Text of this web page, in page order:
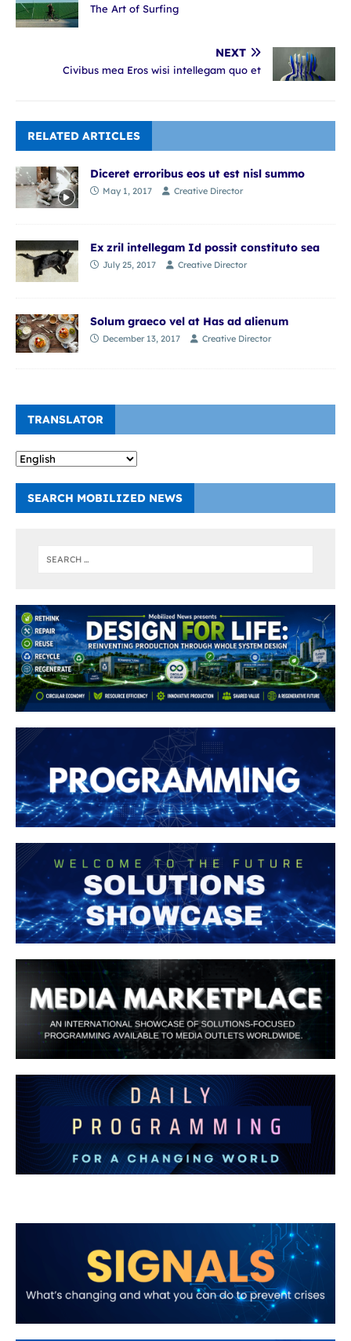
The Art of Surfing
NEXT
Civibus mea Eros wisi intellegam quo et
RELATED ARTICLES
Diceret erroribus eos ut est nisl summo
May 1, 2017 Creative Director
Ex zril intellegam Id possit constituto sea
July 25, 2017 Creative Director
Solum graeco vel at Has ad alienum
December 13, 2017 Creative Director
TRANSLATOR
SEARCH MOBILIZED NEWS